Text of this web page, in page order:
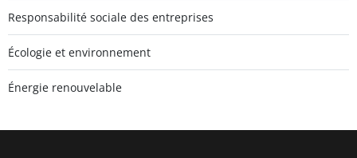
Responsabilité sociale des entreprises
Écologie et environnement
Énergie renouvelable